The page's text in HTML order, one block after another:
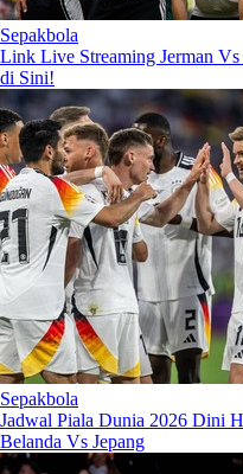
Sepakbola
Link Live Streaming Jerman
di Sini!
Sepakbola
Jadwal Piala Dunia 2026 Dini
Belanda Vs Jepang